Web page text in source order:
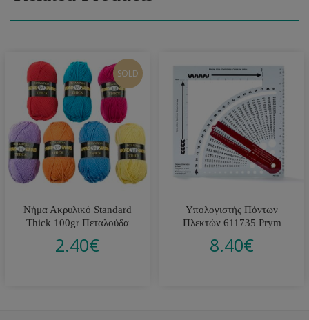
SOLD
Νήμα Ακρυλικό Standard
Thick 100gr Πεταλούδα
2.40€
Υπολογιστής Πόντων
Πλεκτών 611735 Prym
8.40€